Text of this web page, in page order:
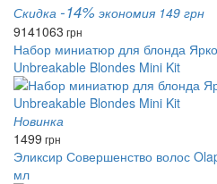
Скидка -14% экономия 149 грн
9141063 грн
Набор миниатюр для блонда
Unbreakable Blondes Mini Kit
Новинка
1499 грн
Эликсир Совершенство волос
мл